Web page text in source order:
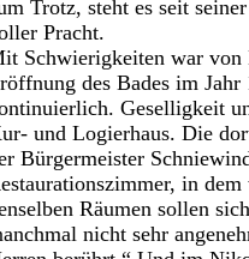
Trotz, steht es seit
Pracht.
Schwierigkeiten war von
des Bades im
Geselligkeit
und Logierhaus. Die
Bürgermeister
in
Räumen sollen
nicht sehr